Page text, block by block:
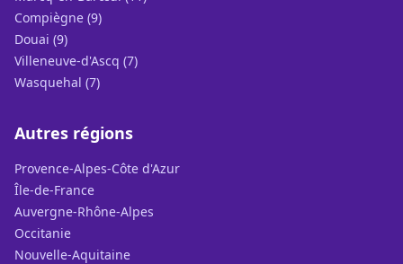
Compiègne (9)
Douai (9)
Villeneuve-d'Ascq (7)
Wasquehal (7)
Autres régions
Provence-Alpes-Côte d'Azur
Île-de-France
Auvergne-Rhône-Alpes
Occitanie
Nouvelle-Aquitaine